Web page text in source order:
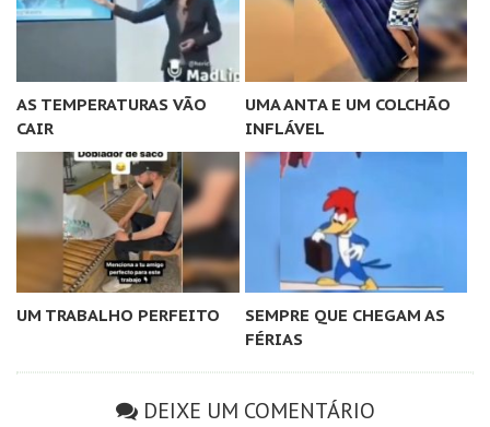
AS TEMPERATURAS VÃO
CAIR
UMA ANTA E UM COLCHÃO
INFLÁVEL
UM TRABALHO PERFEITO
SEMPRE QUE CHEGAM AS
FÉRIAS
DEIXE UM COMENTÁRIO